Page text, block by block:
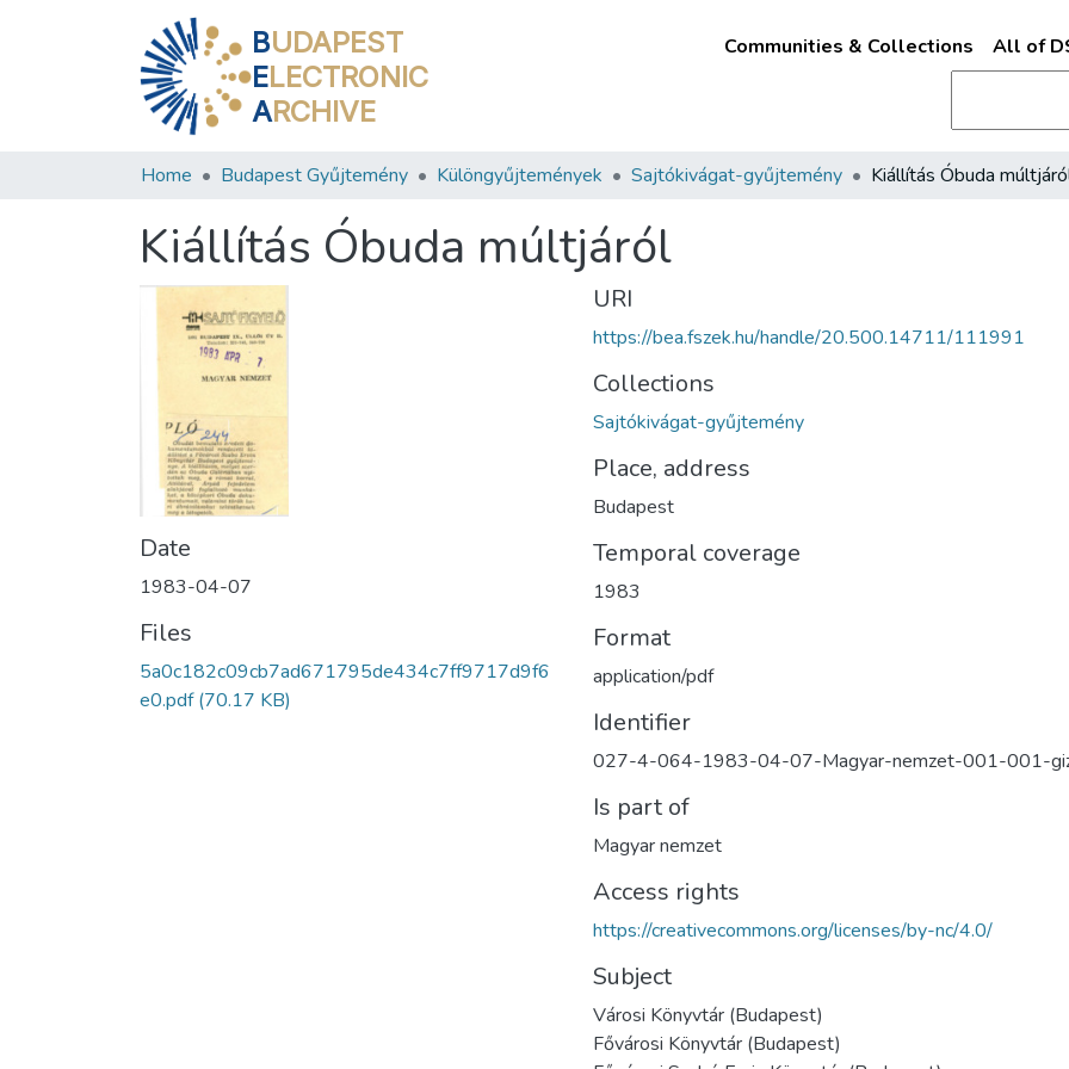
BUDAPEST
ELECTRONIC
ARCHIVE
Communities & Collections All of
Home Budapest Gyűjtemény Különgyűjtemények Sajtókivágat-gyűjtemény Kiállítás Óbuda
Kiállítás Óbuda múltjáról
Date
1983-04-07
Files
5a0c182c09cb7ad671795de434c7ff9717d9f6
e0.pdf(70.17 KB)
URI
https://bea.fszek.hu/handle/20.500.14711/111991
Collections
Sajtókivágat-gyűjtemény
Place, address
Budapest
Temporal coverage
1983
Format
application/pdf
Identifier
027-4-064-1983-04-07-Magyar-nemzet-001-001-
Is part of
Magyar nemzet
Access rights
https://creativecommons.org/licenses/by-nc/4.0/
Subject
Városi Könyvtár (Budapest)
Fővárosi Könyvtár (Budapest)